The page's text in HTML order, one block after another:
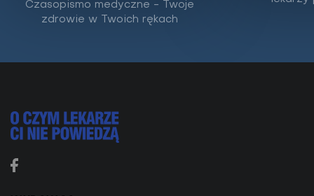
się go pozbyć?
Czasopismo medyczne - Twoje
zdrowie w Twoich rękach